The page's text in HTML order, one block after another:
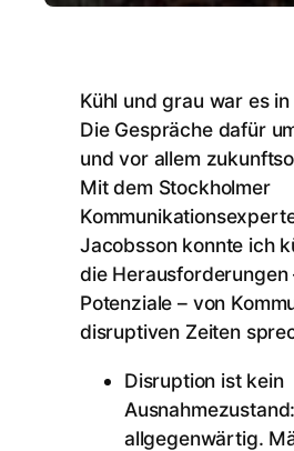
Kühl und grau war es
Die Gespräche dafür
und vor allem
Mit dem Stockholmer
Jacobsson konnte ich
die Herausforderungen
Potenziale – von
disruptiven Zeiten
Disruption ist kein
allgegenwärtig.